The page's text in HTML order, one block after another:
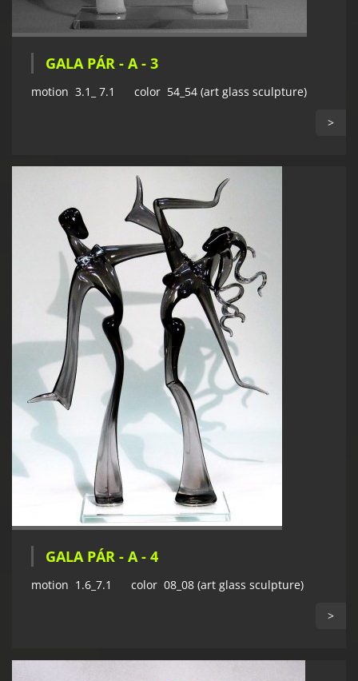
GALA PÁR - A - 3
motion 3.1_ 7.1 color 54_54 (art glass sculpture)
>
GALA PÁR - A - 4
motion 1.6_7.1 color 08_08 (art glass sculpture)
>